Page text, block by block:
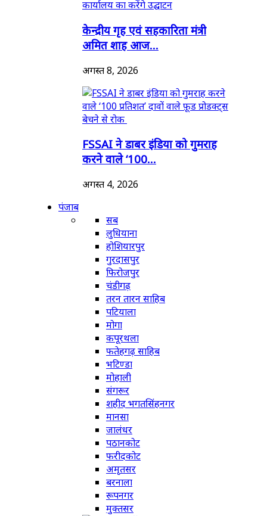
केन्द्रीय गृह एवं सहकारिता मंत्री
अमित शाह आज...
अगस्त 8, 2026
FSSAI ने डाबर इंडिया को गुमराह
करने वाले ‘100...
अगस्त 4, 2026
पंजाब
सब
लुधियाना
होशियारपुर
गुरदासपुर
फिरोजपुर
चंडीगढ़
तरन तारन साहिब
पटियाला
मोगा
कपूरथला
फतेहगढ़ साहिब
भटिण्डा
मोहाली
संगरूर
शहीद भगतसिंहनगर
मानसा
जालंधर
पठानकोट
फरीदकोट
अमृतसर
बरनाला
रूपनगर
मुक्तसर